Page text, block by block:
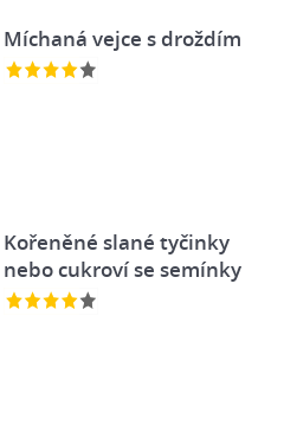
Míchaná vejce s droždím
Kořeněné slané tyčinky
nebo cukroví se semínky